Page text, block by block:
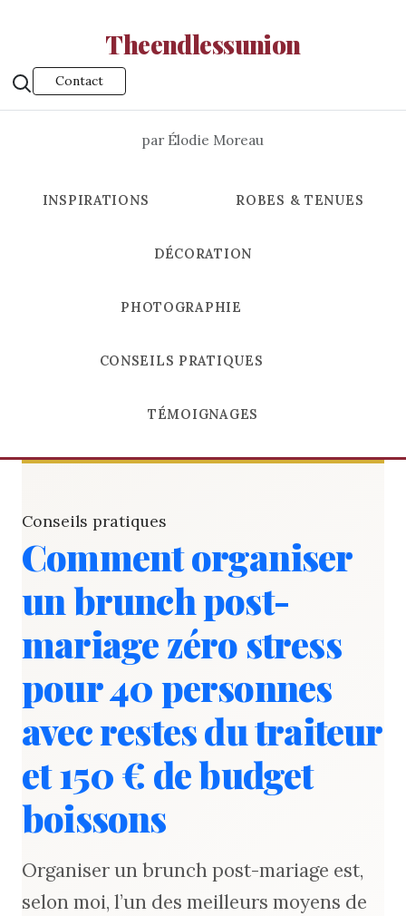
Theendlessunion
Contact
par Élodie Moreau
INSPIRATIONS ROBES & TENUES
DÉCORATION
PHOTOGRAPHIE
CONSEILS PRATIQUES
TÉMOIGNAGES
Conseils pratiques
Comment organiser
un brunch post-
mariage zéro stress
pour 40 personnes
avec restes du traiteur
et 150 € de budget
boissons
Organiser un brunch post-mariage est,
selon moi, l’un des meilleurs moyens de